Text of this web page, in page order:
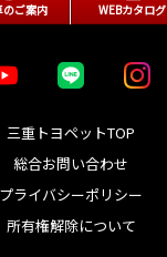
のご案内 WEBカタログ
三重トヨペットTOP
総合お問い合わせ
プライバシーポリシー
所有権解除について